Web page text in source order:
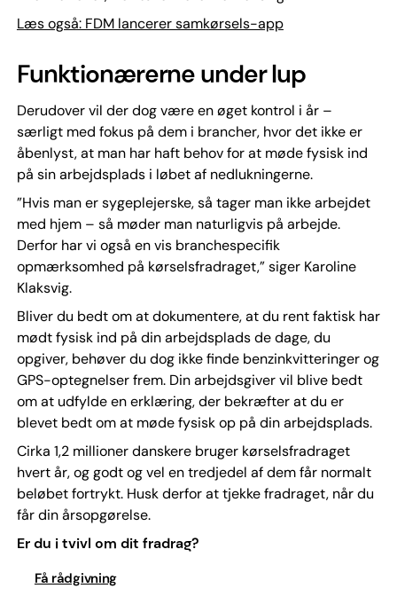
Læs også: FDM lancerer samkørsels-app
Funktionærerne under lup
Derudover vil der dog være en øget kontrol i år –
særligt med fokus på dem i brancher, hvor det ikke er
åbenlyst, at man har haft behov for at møde fysisk ind
på sin arbejdsplads i løbet af nedlukningerne.
”Hvis man er sygeplejerske, så tager man ikke arbejdet
med hjem – så møder man naturligvis på arbejde.
Derfor har vi også en vis branchespecifik
opmærksomhed på kørselsfradraget,” siger Karoline
Klaksvig.
Bliver du bedt om at dokumentere, at du rent faktisk har
mødt fysisk ind på din arbejdsplads de dage, du
opgiver, behøver du dog ikke finde benzinkvitteringer og
GPS-optegnelser frem. Din arbejdsgiver vil blive bedt
om at udfylde en erklæring, der bekræfter at du er
blevet bedt om at møde fysisk op på din arbejdsplads.
Cirka 1,2 millioner danskere bruger kørselsfradraget
hvert år, og godt og vel en tredjedel af dem får normalt
beløbet fortrykt. Husk derfor at tjekke fradraget, når du
får din årsopgørelse.
Er du i tvivl om dit fradrag?
Få rådgivning